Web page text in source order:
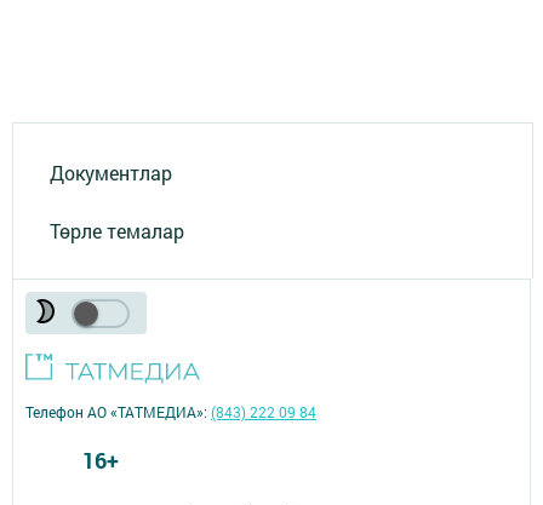
Документлар
Төрле темалар
Телефон АО «ТАТМЕДИА»:(843) 222 09 84
16+